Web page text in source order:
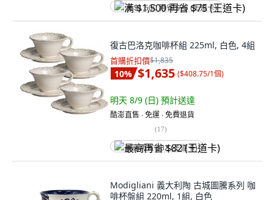
满 $1,500 再省 $75 (王道卡)
復古巴洛克咖啡杯組 225ml, 白色, 4組
首購折扣價$1,835
10% $1,635 ($408.75/1個)
明天 8/9 (日) 預計送達
酷澎直售 ∙ 免運 ∙ 免費退貨
(17)
最高再省 $82 (王道卡)
Modigliani 義大利陶 古城圖騰系列 咖
啡杯盤組 220ml, 1組, 白色